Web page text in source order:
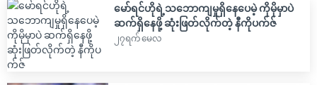
မော်ရင်ဟိုရဲ့သဘောကျမှုရှိနေပေမဲ့ ကိုမိုမှာပဲ
ဆက်ရှိနေဖို့ ဆုံးဖြတ်လိုက်တဲ့ နီကိုပက်ဇ်
၂၇ရက် မေလ